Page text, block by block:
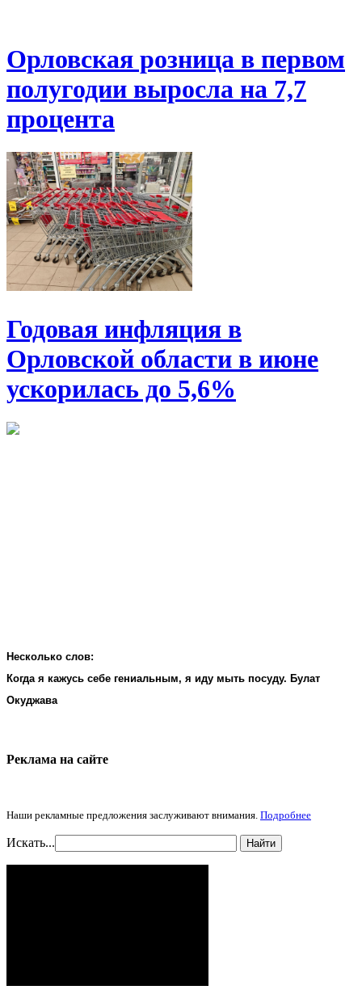
Орловская розница в первом
полугодии выросла на 7,7
процента
Годовая инфляция в
Орловской области в июне
ускорилась до 5,6%
Несколько слов:
Когда я кажусь себе гениальным, я иду мыть посуду. Булат
Окуджава
Реклама на cайте
Наши рекламные предложения заслуживают внимания. Подробнее
Искать... Найти